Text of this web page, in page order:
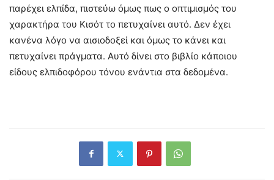
παρέχει ελπίδα, πιστεύω όμως πως ο οπτιμισμός του
χαρακτήρα του Κισότ το πετυχαίνει αυτό. Δεν έχει
κανένα λόγο να αισιοδοξεί και όμως το κάνει και
πετυχαίνει πράγματα. Αυτό δίνει στο βιβλίο κάποιου
είδους ελπιδοφόρου τόνου ενάντια στα δεδομένα.